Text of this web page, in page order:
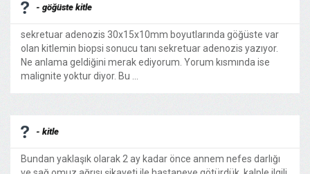
- göğüste kitle
sekretuar adenozis 30x15x10mm boyutlarında göğüste var
olan kitlemin biopsi sonucu tanı sekretuar adenozis yazıyor.
Ne anlama geldiğini merak ediyorum. Yorum kısmında ise
malignite yoktur diyor. Bu ...
- kitle
Bundan yaklaşık olarak 2 ay kadar önce annem nefes darlığı